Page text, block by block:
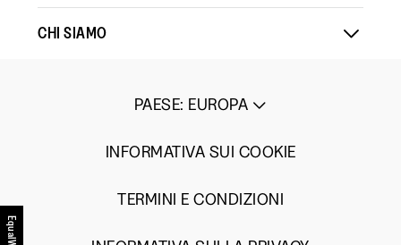
CHI SIAMO
PAESE: EUROPA
INFORMATIVA SUI COOKIE
TERMINI E CONDIZIONI